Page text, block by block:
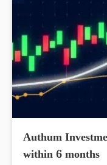
Authum
within 6 months